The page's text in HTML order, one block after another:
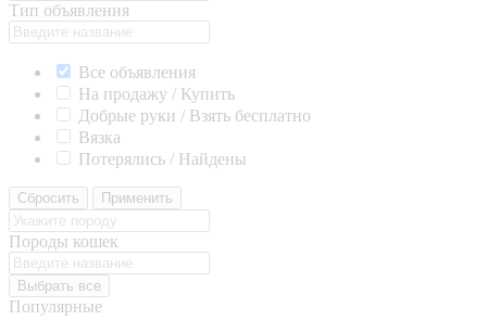
Тип объявления
Все объявления
На продажу / Купить
Добрые руки / Взять бесплатно
Вязка
Потерялись / Найдены
Сбросить Применить
Породы кошек
Выбрать все
Популярные